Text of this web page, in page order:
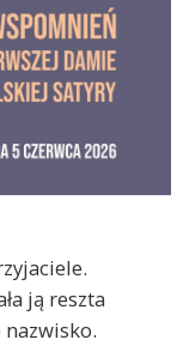
ją reszta
nazwisko.